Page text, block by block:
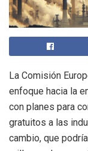
La Comisión
enfoque hacia la
con planes para
gratuitos a las
cambio, que